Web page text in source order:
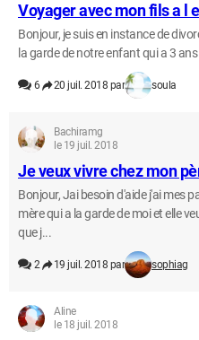
Voyager avec mon fils a l
Bonjour, je suis en instance de
la garde de notre enfant qui a 3
6 20 juil. 2018 par soula
Bachiramg
le 19 juil. 2018
Je veux vivre chez mon
Bonjour, Jai besoin d'aide j'ai mes
mère qui a la garde de moi et elle
que j...
2 19 juil. 2018 par sophiag
Aline
le 18 juil. 2018